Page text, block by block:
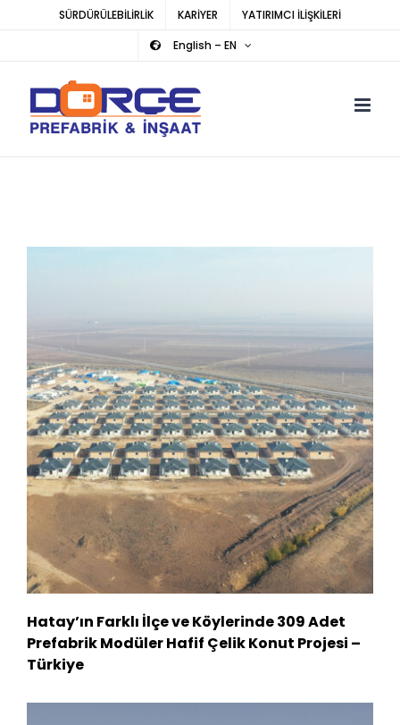
SÜRDÜRÜLEBİLİRLİK KARİYER
YATIRIMCI İLİŞKİLERİ
English – EN
Hatay’ın Farklı İlçe ve Köylerinde 309 Adet
Prefabrik Modüler Hafif Çelik Konut Projesi –
Türkiye